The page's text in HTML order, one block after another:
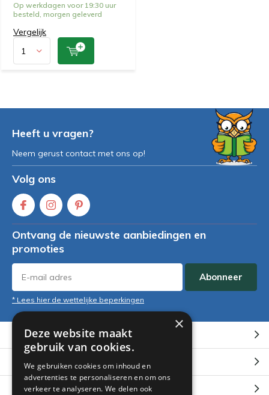
Op werkdagen voor 19:30 uur
besteld, morgen geleverd
Vergelijk
Heeft u vragen?
Neem gerust contact met ons op!
Volg ons
Ontvang de nieuwste aanbiedingen en
promoties
Abonneer
* Lees hier de wettelijke beperkingen
Klantenservice
Mijn account
Categorieën
×
Deze website maakt
gebruik van cookies.
We gebruiken cookies om inhoud en
advertenties te personaliseren en om ons
verkeer te analyseren. We delen ook